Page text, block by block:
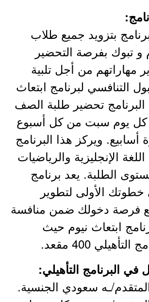
بتزويد جميع طلاب
و تبوك بفرصة التحضير
مهاراتهم من أجل تلبية
التنافسي لبرنامج ابتعاث
تحضير طلبة الصف
كل يوم سبت من كل أسبوع
ويركز هذا البرنامج
الإنجليزية والرياضيات
الطلبة. يعد برنامج
خطوتك الأولى لتطوير
فرصة دخولك ضمن منافسة
ابتعاث نيوم حيث
400 مقعد.
البرنامج التأهيلي: